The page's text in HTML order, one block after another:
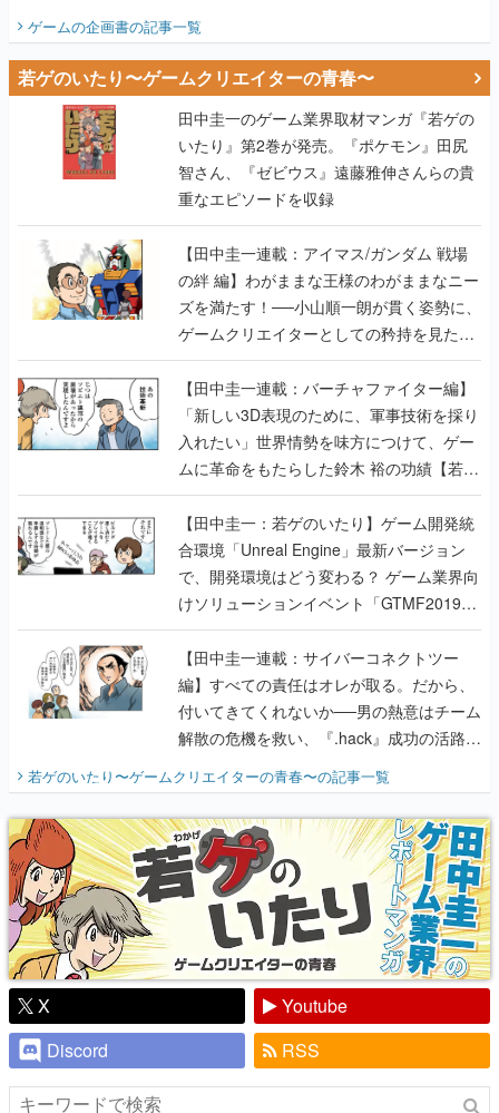
ゲームの企画書の記事一覧
若ゲのいたり〜ゲームクリエイターの青春〜
田中圭一のゲーム業界取材マンガ『若ゲの
いたり』第2巻が発売。『ポケモン』田尻
智さん、『ゼビウス』遠藤雅伸さんらの貴
重なエピソードを収録
【田中圭一連載：アイマス/ガンダム 戦場
の絆 編】わがままな王様のわがままなニー
ズを満たす！──小山順一朗が貫く姿勢に、
ゲームクリエイターとしての矜持を見た
【若ゲのいたり最終回】
【田中圭一連載：バーチャファイター編】
「新しい3D表現のために、軍事技術を採り
入れたい」世界情勢を味方につけて、ゲー
ムに革命をもたらした鈴木 裕の功績【若ゲ
のいたり】
【田中圭一：若ゲのいたり】ゲーム開発統
合環境「Unreal Engine」最新バージョン
で、開発環境はどう変わる？ ゲーム業界向
けソリューションイベント「GTMF2019」
に行って、より理解を深めよう【PR】
【田中圭一連載：サイバーコネクトツー
編】すべての責任はオレが取る。だから、
付いてきてくれないか──男の熱意はチーム
解散の危機を救い、『.hack』成功の活路を
『少年ジャンプ』色だった【若ゲのいた
り】
若ゲのいたり〜ゲームクリエイターの青春〜の記事一覧
X
Youtube
Discord
RSS